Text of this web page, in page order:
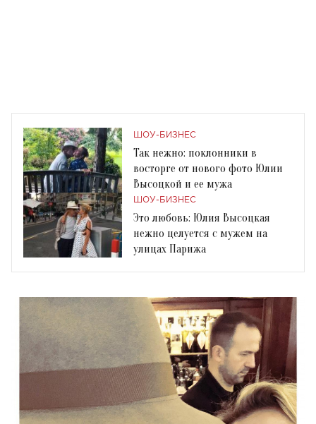
ШОУ-БИЗНЕС
Так нежно: поклонники в
восторге от нового фото Юлии
Высоцкой и ее мужа
ШОУ-БИЗНЕС
Это любовь: Юлия Высоцкая
нежно целуется с мужем на
улицах Парижа